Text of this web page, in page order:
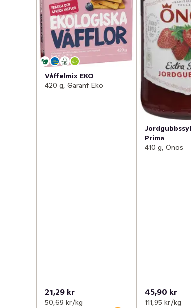
Våffelmix EKO
420 g, Garant Eko
21,29 kr
50,69 kr /kg
Prima
410 g, Önos
45,90 kr
111,95 kr /kg